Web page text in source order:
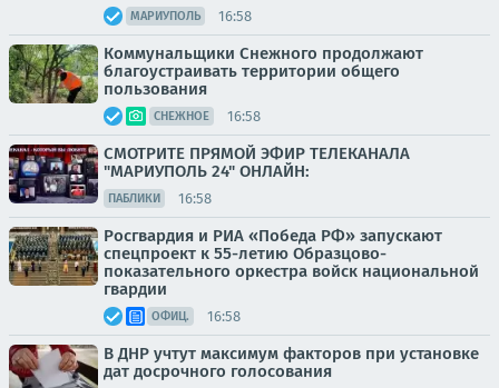
МАРИУПОЛЬ 16:58
Коммунальщики Снежного продолжают
благоустраивать территории общего
пользования
СНЕЖНОЕ 16:58
СМОТРИТЕ ПРЯМОЙ ЭФИР ТЕЛЕКАНАЛА
"МАРИУПОЛЬ 24" ОНЛАЙН:
ПАБЛИКИ 16:58
Росгвардия и РИА «Победа РФ» запускают
спецпроект к 55-летию Образцово-
показательного оркестра войск национальной
гвардии
ОФИЦ. 16:58
В ДНР учтут максимум факторов при установке
дат досрочного голосования